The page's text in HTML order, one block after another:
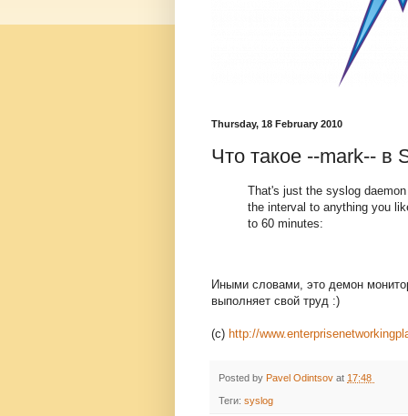
Thursday, 18 February 2010
Что такое --mark-- в
That's just the syslog
the interval to anything you
to 60 minutes:
Иными словами, это демон
выполняет свой труд :)
(c) http://
Posted by Pavel Odintsov at 17:48
Теги: syslog